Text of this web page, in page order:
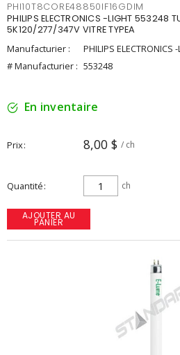
PHI10T8CORE48850IF16GDIM
PHILIPS ELECTRONICS -LIGHT 553248
5K120/277/347V VITRE TYPEA
Manufacturier :
PHILIPS ELECTRONICS
# Manufacturier : 553248
En inventaire
Prix 8,00 $ / ch
Quantité ch
AJOUTER AU
PANIER